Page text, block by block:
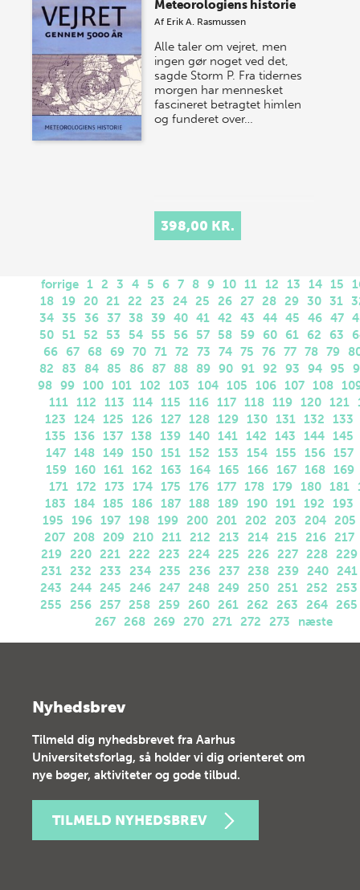
Meteorologiens historie
Af Erik A. Rasmussen
Alle taler om vejret, men
ingen gør noget ved det,
sagde Storm P. Fra tidernes
morgen har mennesket
fascineret betragtet himlen
og funderet over…
398,00 KR.
forrige 1 2 3 4 5 6 7 8 9 10 11 12 13 14 15
18 19 20 21 22 23 24 25 26 27 28 29 30 31
34 35 36 37 38 39 40 41 42 43 44 45 46 47
50
51 52 53 54 55 56 57 58 59 60 61 62 63
66
67 68 69 70 71 72 73 74 75 76 77 78 79
82
83 84 85 86 87 88 89 90 91 92 93 94 95
98 99 100 101 102 103 104 105 106 107 108
111 112 113 114 115 116 117 118 119 120 121
123
124 125 126 127 128 129 130 131 132
133
135
136 137 138 139 140 141 142 143 144 145
147 148 149 150 151 152 153 154 155 156 157
159 160 161 162 163 164 165 166 167 168 169
171 172 173 174 175 176 177 178 179 180 181
183
184 185 186 187 188 189 190 191 192
193
195
196 197 198 199 200 201 202 203 204 205
207 208 209 210 211 212 213 214 215 216 217
219 220 221 222 223 224 225 226 227 228 229
231 232 233 234 235 236 237 238 239 240 241
243
244 245 246 247 248 249 250 251 252
253
255
256 257 258 259 260 261 262 263 264 265
267 268 269 270 271 272 273 næste
Nyhedsbrev
Tilmeld dig nyhedsbrevet fra Aarhus
Universitetsforlag, så holder vi dig orienteret om
nye bøger, aktiviteter og gode tilbud.
TILMELD NYHEDSBREV